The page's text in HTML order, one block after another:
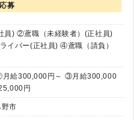
募
員) ②鳶職（未経験者）(正社員)
イバー(正社員) ④鳶職（請負）
給300,000円～ ③月給300,000
円
市